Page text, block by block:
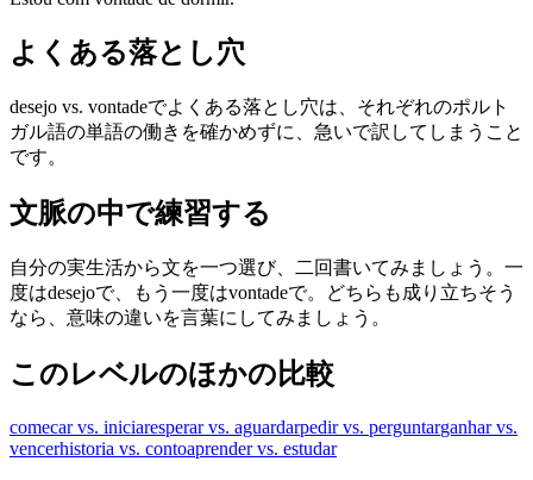
よくある落とし穴
desejo vs. vontadeでよくある落とし穴は、それぞれのポルト
ガル語の単語の働きを確かめずに、急いで訳してしまうこと
です。
文脈の中で練習する
自分の実生活から文を一つ選び、二回書いてみましょう。一
度はdesejoで、もう一度はvontadeで。どちらも成り立ちそう
なら、意味の違いを言葉にしてみましょう。
このレベルのほかの比較
comecar vs. iniciaresperar vs. aguardarpedir vs. perguntarganhar vs.
vencerhistoria vs. contoaprender vs. estudar